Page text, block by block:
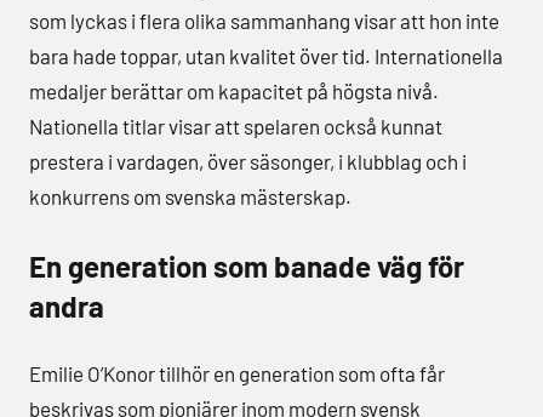
som lyckas i flera olika sammanhang visar att hon inte
bara hade toppar, utan kvalitet över tid. Internationella
medaljer berättar om kapacitet på högsta nivå.
Nationella titlar visar att spelaren också kunnat
prestera i vardagen, över säsonger, i klubblag och i
konkurrens om svenska mästerskap.
En generation som banade väg för
andra
Emilie O’Konor tillhör en generation som ofta får
beskrivas som pionjärer inom modern svensk